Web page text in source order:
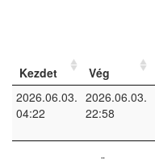
Kezdet Vég
2026.06.03.
04:22
2026.06.03.
22:58